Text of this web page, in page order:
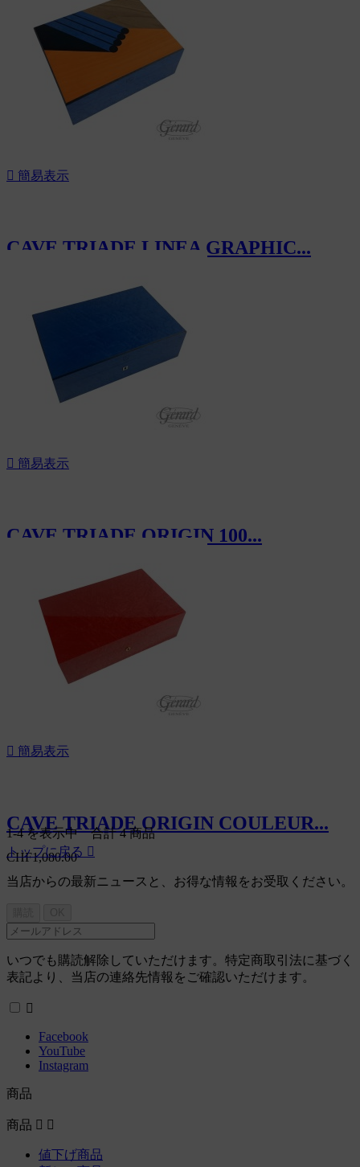
新
 簡易表示
CAVE TRIADE LINEA GRAPHIC...
 簡易表示
CAVE TRIADE ORIGIN 100...
新
 簡易表示
CAVE TRIADE ORIGIN COULEUR...
CHF1,080.00
1-4 を表示中 合計 4 商品
トップに戻る 
当店からの最新ニュースと、お得な情報をお受取ください。
いつでも購読解除していただけます。特定商取引法に基づく
表記より、当店の連絡先情報をご確認いただけます。

Facebook
YouTube
Instagram
商品
商品  
値下げ商品